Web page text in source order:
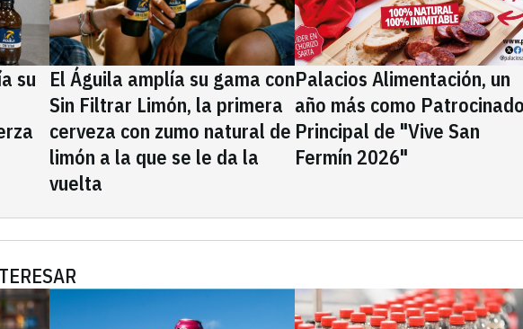
su
El Águila amplía su gama con
Sin Filtrar Limón, la primera
cerveza con zumo natural de
limón a la que se le da la
vuelta
Palacios Alimentación, un
año más como
Principal de "Vive San
Fermín 2026"